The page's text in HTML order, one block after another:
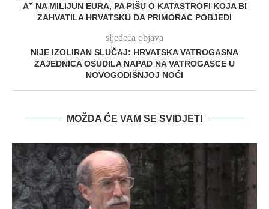
A” NA MILIJUN EURA, PA PIŠU O KATASTROFI KOJA BI
ZAHVATILA HRVATSKU DA PRIMORAC POBJEDI
sljedeća objava
NIJE IZOLIRAN SLUČAJ: HRVATSKA VATROGASNA
ZAJEDNICA OSUDILA NAPAD NA VATROGASCE U
NOVOGODIŠNJOJ NOĆI
MOŽDA ĆE VAM SE SVIDJETI